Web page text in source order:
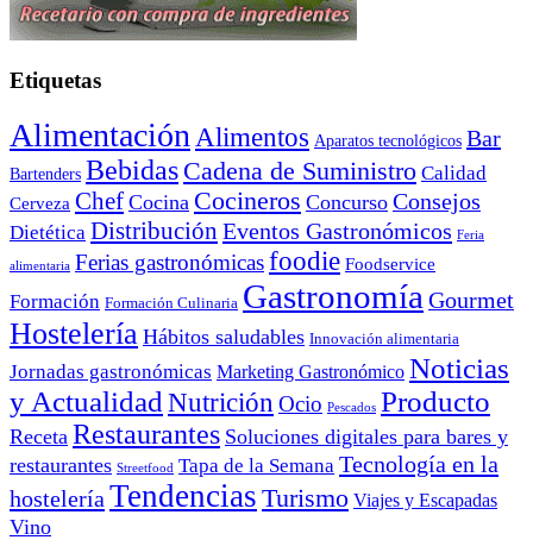
Etiquetas
Alimentación Alimentos Aparatos tecnológicos Bar
Bartenders Bebidas Cadena de Suministro Calidad
Cerveza Chef Cocina Cocineros Concurso Consejos
Dietética Distribución Eventos Gastronómicos Feria
alimentaria Ferias gastronómicasfoodie Foodservice
Formación Formación Culinaria Gastronomía Gourmet
Hostelería Hábitos saludables Innovación alimentaria
Jornadas gastronómicas Marketing Gastronómico Noticias
y Actualidad Nutrición Ocio Pescados Producto
Receta Restaurantes Soluciones digitales para bares y
restaurantes Streetfood Tapa de la Semana Tecnología en la
hostelería Tendencias Turismo Viajes y Escapadas
Vino